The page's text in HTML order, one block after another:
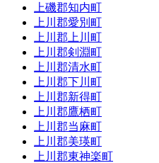
上磯郡知内町
上川郡愛別町
上川郡上川町
上川郡剣淵町
上川郡清水町
上川郡下川町
上川郡新得町
上川郡鷹栖町
上川郡当麻町
上川郡美瑛町
上川郡東神楽町